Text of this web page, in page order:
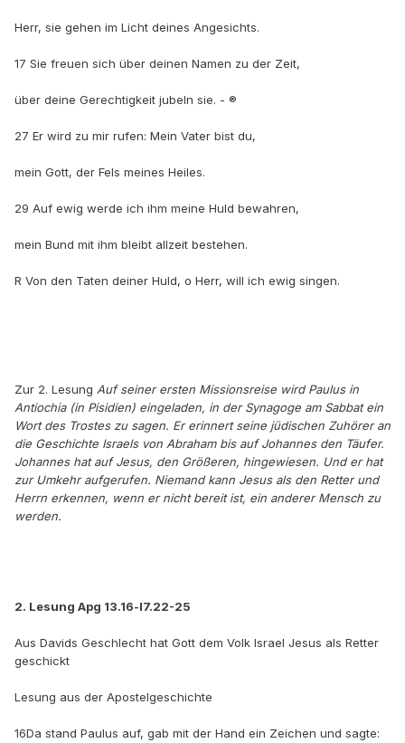
Herr, sie gehen im Licht deines Angesichts.
17 Sie freuen sich über deinen Namen zu der Zeit,
über deine Gerechtigkeit jubeln sie. - ®
27 Er wird zu mir rufen: Mein Vater bist du,
mein Gott, der Fels meines Heiles.
29 Auf ewig werde ich ihm meine Huld bewahren,
mein Bund mit ihm bleibt allzeit bestehen.
R Von den Taten deiner Huld, o Herr, will ich ewig singen.
Zur 2. Lesung Auf seiner ersten Missionsreise wird Paulus in
Antiochia (in Pisidien) eingeladen, in der Synagoge am Sabbat ein
Wort des Trostes zu sagen. Er erinnert seine jüdischen Zuhörer an
die Geschichte Israels von Abraham bis auf Johannes den Täufer.
Johan­nes hat auf Jesus, den Größeren, hingewiesen. Und er hat
zur Umkehr aufgerufen. Niemand kann Jesus als den Retter und
Herrn erkennen, wenn er nicht bereit ist, ein anderer Mensch zu
werden.
2. Lesung Apg 13.16-l7.22-25
Aus Davids Geschlecht hat Gott dem Volk Israel Jesus als Retter
geschickt
Lesung aus der Apostelgeschichte
16Da stand Paulus auf, gab mit der Hand ein Zeichen und sagte: